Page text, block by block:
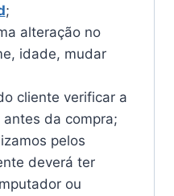
;
alteração no
idade, mudar
cliente verificar a
da compra;
pelos
deverá ter
ou